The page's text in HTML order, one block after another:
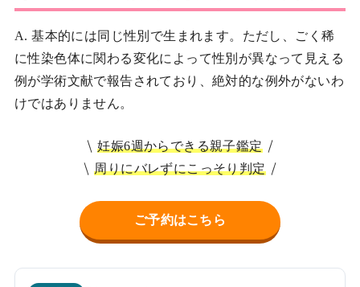
A. 基本的には同じ性別で生まれます。ただし、ごく稀
に性染色体に関わる変化によって性別が異なって見える
例が学術文献で報告されており、絶対的な例外がないわ
けではありません。
妊娠6週からできる親子鑑定
周りにバレずにこっそり判定
ご予約はこちら